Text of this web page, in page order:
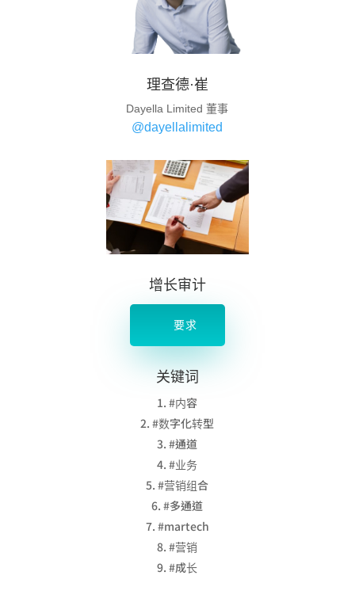
理查德·崔
Dayella Limited 董事
@dayellalimited
增长审计
要求
关键词
#内容
#数字化转型
#通道
#业务
#营销组合
#多通道
#martech
#营销
#成长